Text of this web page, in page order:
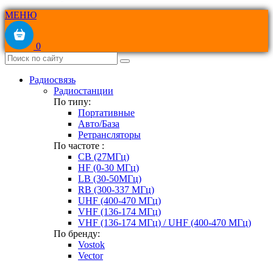
МЕНЮ
0
Радиосвязь
Радиостанции
По типу:
Портативные
Авто/База
Ретрансляторы
По частоте :
CB (27МГц)
HF (0-30 МГц)
LB (30-50МГц)
RB (300-337 МГц)
UHF (400-470 МГц)
VHF (136-174 МГц)
VHF (136-174 МГц) / UHF (400-470 МГц)
По бренду:
Vostok
Vector